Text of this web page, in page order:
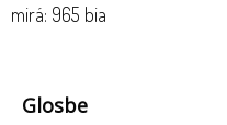
mirá: 965 bia
Glosbe